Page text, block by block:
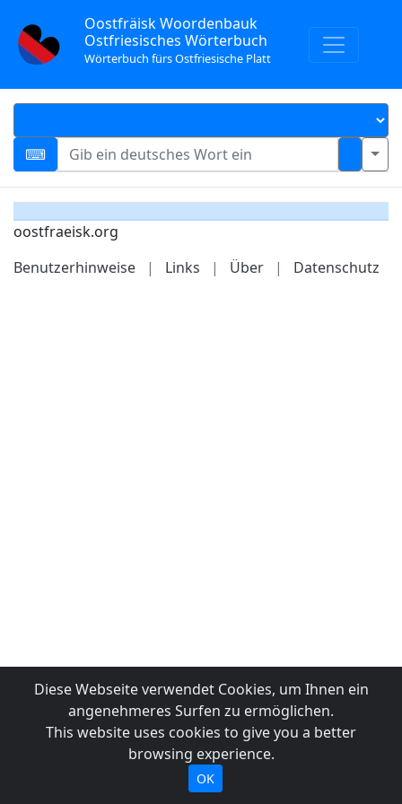
Oostfräisk Woordenbauk
Ostfriesisches Wörterbuch
Wörterbuch fürs Ostfriesische Platt
oostfraeisk.org
Benutzerhinweise
| Links | Über | Datenschutz
Diese Webseite verwendet Cookies, um Ihnen ein
angenehmeres Surfen zu ermöglichen.
This website uses cookies to give you a better
browsing experience.
OK